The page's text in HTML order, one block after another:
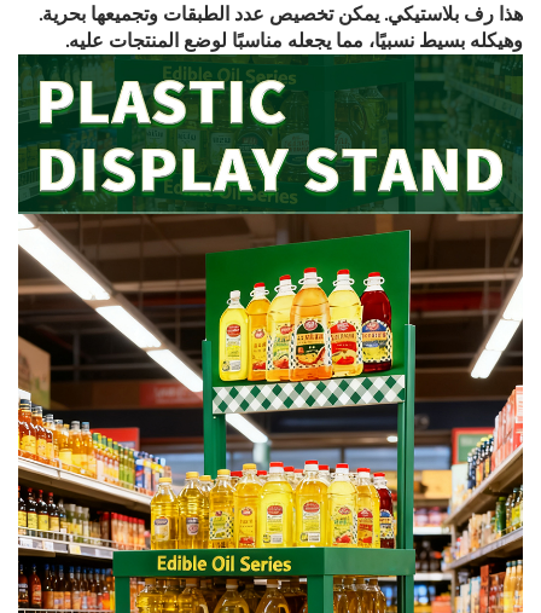
هذا رف بلاستيكي. يمكن تخصيص عدد الطبقات وتجميعها بحرية.
وهيكله بسيط نسبيًا، مما يجعله مناسبًا لوضع المنتجات عليه.